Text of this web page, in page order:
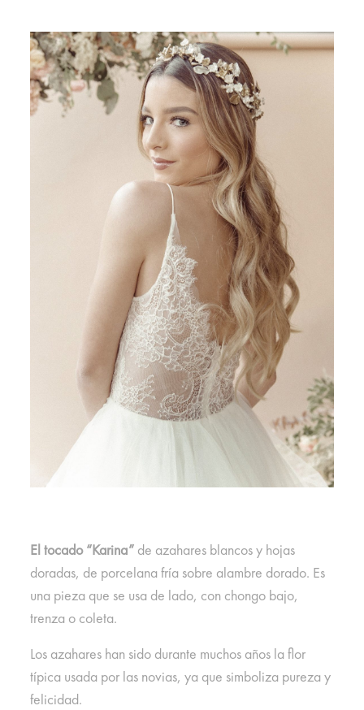
El tocado “Karina”de azahares blancos y hojas
doradas, de porcelana fría sobre alambre dorado. Es
una pieza que se usa de lado, con chongo bajo,
trenza o coleta.
Los azahares han sido durante muchos años la flor
típica usada por las novias, ya que simboliza pureza y
felicidad.